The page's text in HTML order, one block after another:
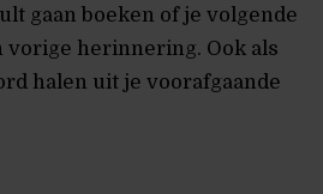
gaan boeken of je volgende
vorige herinnering. Ook als
halen uit je voorafgaande